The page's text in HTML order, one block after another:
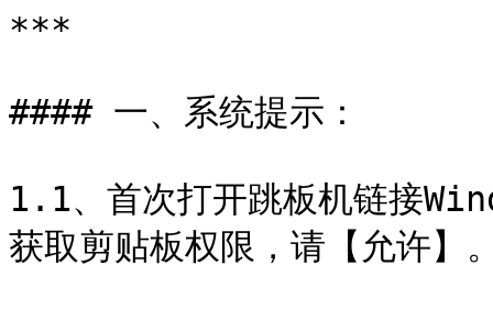
***
#### 一、系统提示：
1.1、首次打开跳板机链接
获取剪贴板权限，请【允许】